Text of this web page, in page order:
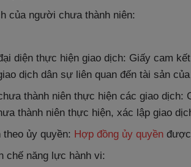
của người chưa thành niên:
diện thực hiện giao dịch: Giấy cam
dịch dân sự liên quan đến tài sản
thành niên thực hiện các giao dịch:
thành niên thực hiện, xác lập giao
ủy quyền: Hợp đồng ủy quyền
chế năng lực hành vi: